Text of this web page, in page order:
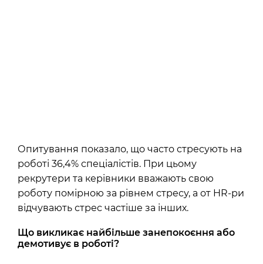
Опитування показало, що часто стресують на
роботі 36,4% спеціалістів. При цьому
рекрутери та керівники вважають свою
роботу помірною за рівнем стресу, а от HR-ри
відчувають стрес частіше за інших.
Що викликає найбільше занепокоєння або
демотивує в роботі?